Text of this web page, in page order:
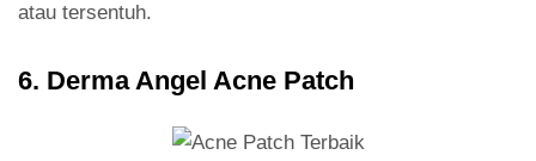
atau tersentuh.
6. Derma Angel Acne Patch